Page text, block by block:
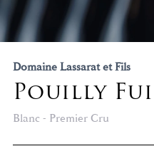
Domaine Lassarat et Fils
Pouilly
Blanc - Premier Cru